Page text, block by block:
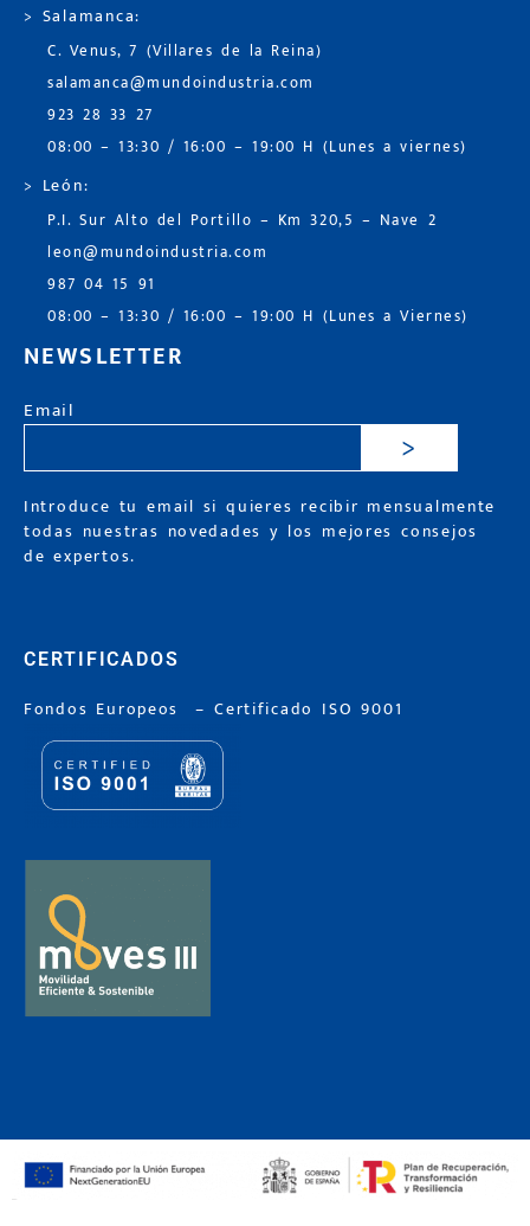
> Salamanca:
C. Venus, 7 (Villares de la Reina)
salamanca@mundoindustria.com
923 28 33 27
08:00 – 13:30 / 16:00 – 19:00 H (Lunes a viernes)
> León:
P.I. Sur Alto del Portillo – Km 320,5 – Nave 2
leon@mundoindustria.com
987 04 15 91
08:00 – 13:30 / 16:00 – 19:00 H (Lunes a Viernes)
NEWSLETTER
Email
>
Introduce tu email si quieres recibir mensualmente
todas nuestras novedades y los mejores consejos
de expertos.
CERTIFICADOS
Fondos Europeos –Certificado ISO 9001